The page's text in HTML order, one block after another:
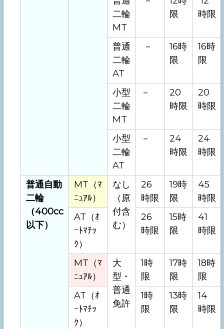
二輪
MT
限
時限
普通
二輪
AT
－
16時
限
16時
限
小型
二輪
MT
－
20
時限
20
時限
小型
二輪
AT
－
24
時限
24
時限
普通自動
二輪
（400cc
以下）
MT（ﾏ
ﾆｭｱﾙ）
なし
（原
付含
む）
26
時限
19時
限
45
時限
AT（ｵ
ｰﾄﾏﾁｯ
ｸ）
26
時限
15時
限
41
時限
MT（ﾏ
ﾆｭｱﾙ）
大
型・
普通
免許
1時
限
17時
限
18時
限
AT（ｵ
ｰﾄﾏﾁｯ
ｸ）
1時
限
13時
限
14
時限